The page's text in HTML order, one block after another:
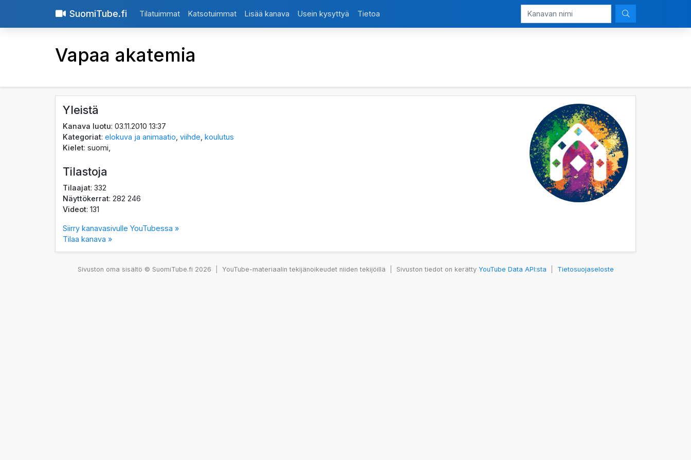
SuomiTube.fi Tilatuimmat Katsotuimmat Lisää kanava Usein kysyttyä Tietoa
Vapaa akatemia
Yleistä
Kanava luotu: 03.11.2010 13:37
Kategoriat:elokuva ja animaatio ,viihde ,koulutus
Kielet: suomi,
Tilastoja
Tilaajat: 332
Näyttökerrat: 282 246
Videot: 131
Siirry kanavasivulle YouTubessa »
Tilaa kanava »
Sivuston oma sisältö © SuomiTube.fi 2026 YouTube-materiaalin tekijänoikeudet niiden tekijöillä Sivuston tiedot on kerätty YouTube Data API:sta Tietosuojaseloste